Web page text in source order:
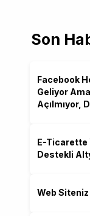
Son
Facebook
Geliyor
Açılmıyor,
E-Ticarette
Destekli
Web Siteniz